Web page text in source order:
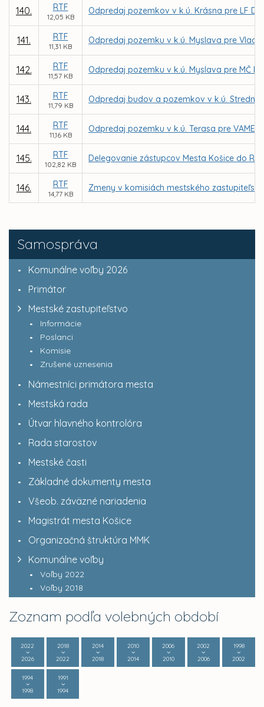
Samospráva
Komunálne voľby 2026
Primátor
Mestské zastupiteľstvo
Informácie
Poslanci
Komisie
Zrušené uznesenia
Námestníci primátora mesta
Mestská rada
Útvar hlavného kontrolóra
Rada starostov
Mestské časti
Základné dokumenty mesta
Všeob. záväzné nariadenia
Magistrát mesta Košice
Organizačná štruktúra MMK
Komunálne voľby
Voľby 2022
Voľby 2018
Zoznam podľa volebných období
2022
2026
2018
2022
2014
2018
2010
2014
2006
2010
2002
2006
1998
2002
1994
1998
1991
1994
140. RTF
12,05 KB
Odpredaj pozemkov v k.ú. Krásna pre LF
141. RTF
11,31 KB
Odpredaj pozemku v k.ú. Myslava pre
142. RTF
11,57 KB
Odpredaj pozemku v k.ú. Myslava pre MČ
143. RTF
11,79 KB
Odpredaj budov a pozemkov v k.ú. Stredné
144. RTF
11,16 KB
Odpredaj pozemku v k.ú. Terasa pre VAMEX,
145. RTF
102,82 KB
Delegovanie zástupcov Mesta Košice do
146. RTF
14,77 KB
Zmeny v komisiách mestského